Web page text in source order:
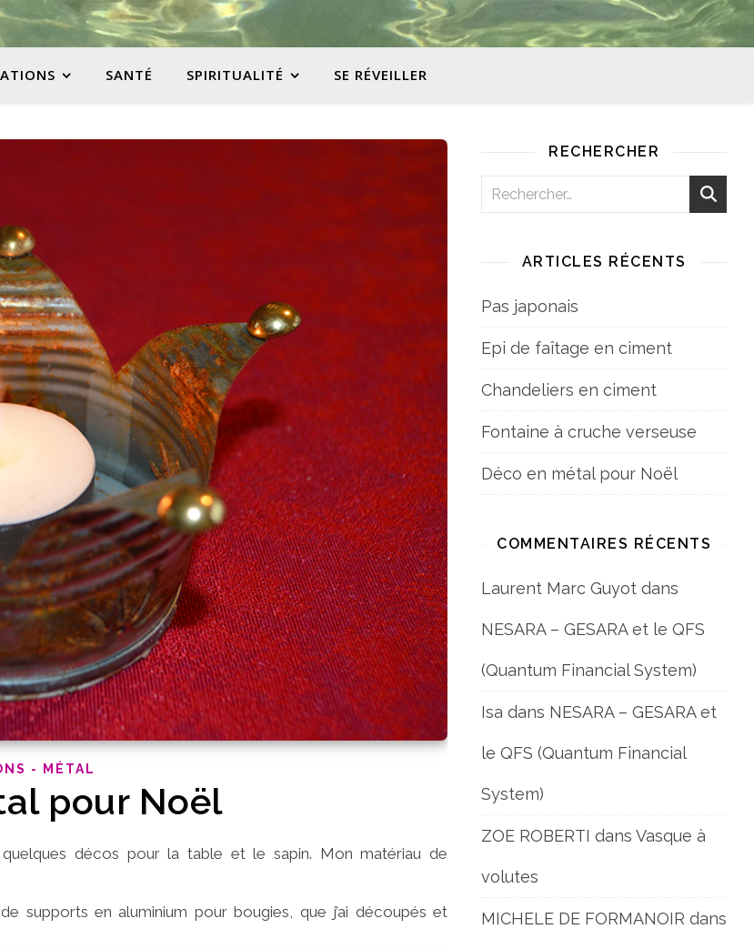
SANTÉ SPIRITUALITÉ SE RÉVEILLER
- MÉTAL
pour Noël
décos pour la table et le sapin. Mon matériau de
supports en aluminium pour bougies, que j’ai découpés et
RECHERCHER
ARTICLES RÉCENTS
Pas japonais
Epi de faîtage en ciment
Chandeliers en ciment
Fontaine à cruche verseuse
Déco en métal pour Noël
COMMENTAIRES RÉCENTS
Laurent Marc Guyot dans
NESARA – GESARA et le QFS
(Quantum Financial System)
Isa dans NESARA – GESARA et
le QFS (Quantum Financial
System)
ZOE ROBERTI dans Vasque à
volutes
MICHELE DE FORMANOIR dans